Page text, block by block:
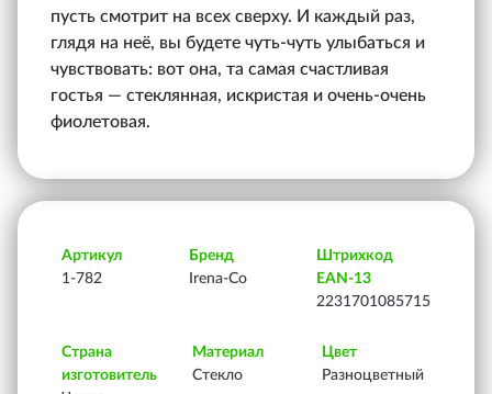
пусть смотрит на всех сверху. И каждый раз,
глядя на неё, вы будете чуть-чуть улыбаться и
чувствовать: вот она, та самая счастливая
гостья — стеклянная, искристая и очень-очень
фиолетовая.
Артикул
1-782
Бренд
Irena-Co
Штрихкод
EAN-13
2231701085715
Страна
изготовитель
Материал
Стекло
Цвет
Разноцветный